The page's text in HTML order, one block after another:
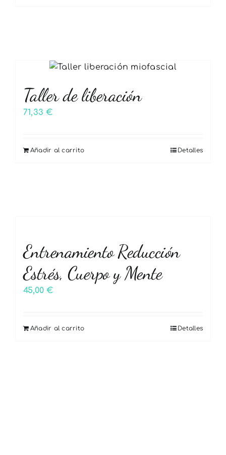
Taller de liberación
71,33€
Añadir al carrito Detalles
Entrenamiento Reducción
Estrés, Cuerpo y Mente
45,00€
Añadir al carrito Detalles